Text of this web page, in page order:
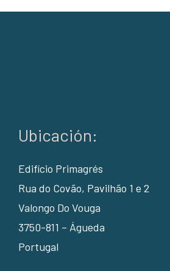
Ubicación:
Edifício Primagrés
Rua do Covão, Pavilhão 1 e 2
Valongo Do Vouga
3750-811 – Águeda
Portugal